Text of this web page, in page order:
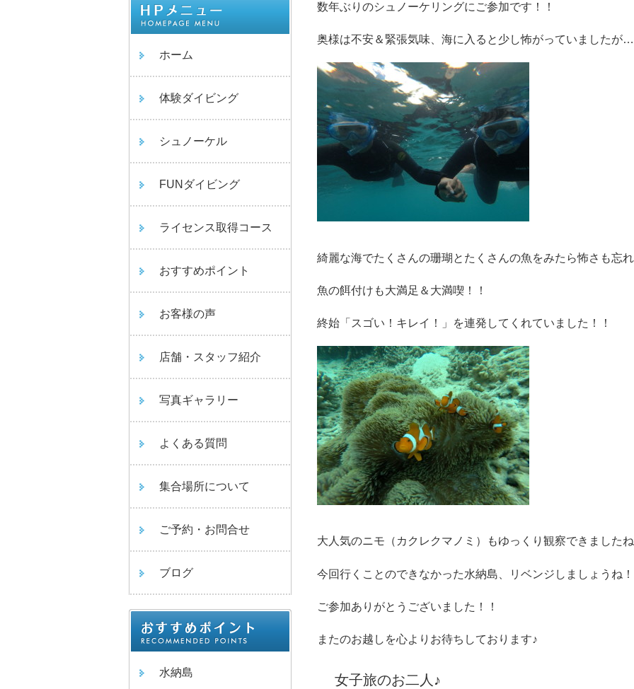
ホーム
体験ダイビング
シュノーケル
FUNダイビング
ライセンス取得コース
おすすめポイント
お客様の声
店舗・スタッフ紹介
写真ギャラリー
よくある質問
集合場所について
ご予約・お問合せ
ブログ
水納島
数年ぶりのシュノーケリングにご参加です！！
奥様は不安＆緊張気味、海に入ると少し怖がっていましたが
綺麗な海でたくさんの珊瑚とたくさんの魚をみたら怖さも忘
魚の餌付けも大満足＆大満喫！！
終始「スゴい！キレイ！」を連発してくれていました！！
大人気のニモ（カクレクマノミ）もゆっくり観察できました
今回行くことのできなかった水納島、リベンジしましょうね
ご参加ありがとうございました！！
またのお越しを心よりお待ちしております♪
女子旅のお二人♪